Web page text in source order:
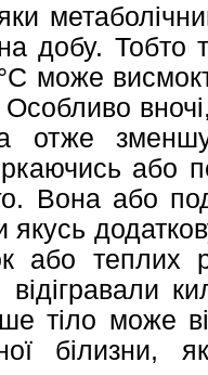
добу. Тобто
може
отже
або
Вона або
або теплих
тіло може